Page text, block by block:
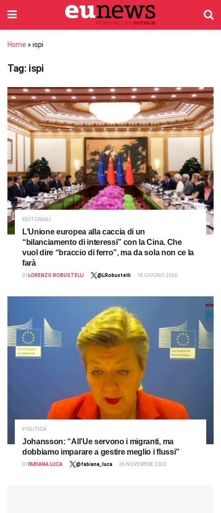
Home » ispi
Tag: ispi
EDITORIALI
L’Unione europea alla caccia di un
“bilanciamento di interessi” con la Cina. Che
vuol dire “braccio di ferro”, ma da sola non ce la
farà
DI LORENZO ROBUSTELLI @LRobustelli 18 GIUGNO 2026
POLITICA
Johansson: “All’Ue servono i migranti, ma
dobbiamo imparare a gestire meglio i flussi”
DI FABIANA LUCA @fabiana_luca 26 NOVEMBRE 2020